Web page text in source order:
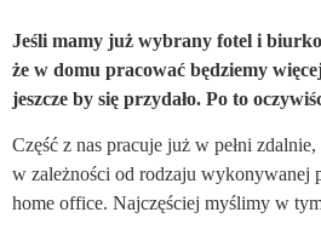
Jeśli mamy już wybrany fotel i
że w domu pracować będziemy
jeszcze by się przydało. Po to
Część z nas pracuje już w pełni
w zależności od rodzaju wykonywanej
home office. Najczęściej myślimy w